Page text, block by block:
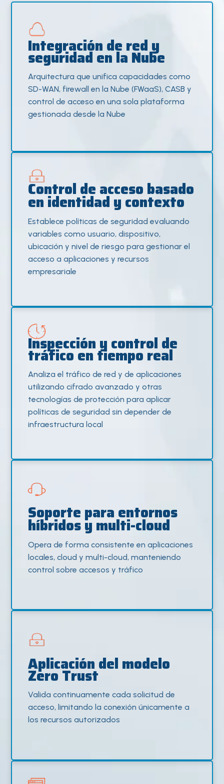
Integración de red y
seguridad en la Nube
Arquitectura que unifica capacidades como
SD-WAN, firewall en la Nube (FWaaS), CASB y
control de acceso en una sola plataforma
gestionada desde la Nube
Control de acceso basado
en identidad y contexto
Establece políticas de seguridad evaluando
variables como usuario, dispositivo,
ubicación y nivel de riesgo para gestionar el
acceso a aplicaciones y recursos
empresariale
Inspección y control de
tráfico en tiempo real
Analiza el tráfico de red y de aplicaciones
utilizando cifrado avanzado y otras
tecnologías de protección para aplicar
políticas de seguridad sin depender de
infraestructura local
Soporte para entornos
híbridos y multi-cloud
Opera de forma consistente en aplicaciones
locales, cloud y multi-cloud, manteniendo
control sobre accesos y tráfico
Aplicación del modelo
Zero Trust
Valida continuamente cada solicitud de
acceso, limitando la conexión únicamente a
los recursos autorizados